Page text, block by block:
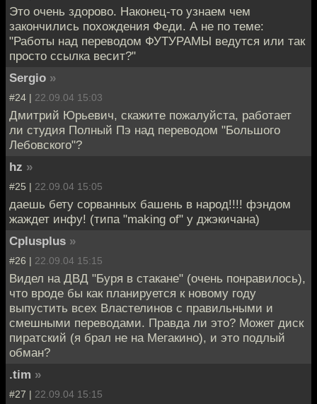
Это очень здорово. Наконец-то узнаем чем
закончились похождения Феди. А не по теме:
"Работы над переводом ФУТУРАМЫ ведутся или так
просто ссылка весит?"
Sergio »
#24 | 22.09.04 15:03
Дмитрий Юрьевич, скажите пожалуйста, работает
ли студия Полный Пэ над переводом "Большого
Лебовского"?
hz »
#25 | 22.09.04 15:05
даешь бету сорванных башень в народ!!!! фэндом
жаждет инфу! (типа "making of" у джэкичана)
Cplusplus »
#26 | 22.09.04 15:15
Видел на ДВД "Буря в стакане" (очень понравилось),
что вроде бы как планируется к новому году
выпустить всех Властелинов с правильными и
смешными переводами. Правда ли это? Может диск
пиратский (я брал не на Мегакино), и это подлый
обман?
.tim »
#27 | 22.09.04 15:15